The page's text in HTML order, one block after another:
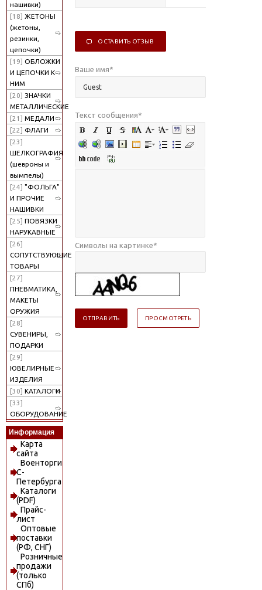
нашивки)
[18] ЖЕТОНЫ
(жетоны,
резинки,
цепочки)
[19] ОБЛОЖКИ
И ЦЕПОЧКИ К
НИМ
[20] ЗНАЧКИ
МЕТАЛЛИЧЕСКИЕ
[21] МЕДАЛИ
[22] ФЛАГИ
[23]
ШЕЛКОГРАФИЯ
(шевроны и
вымпелы)
[24] "ФОЛЬГА"
И ПРОЧИЕ
НАШИВКИ
[25] ПОВЯЗКИ
НАРУКАВНЫЕ
[26]
СОПУТСТВУЮЩИЕ
ТОВАРЫ
[27]
ПНЕВМАТИКА,
МАКЕТЫ
ОРУЖИЯ
[28]
СУВЕНИРЫ,
ПОДАРКИ
[29]
ЮВЕЛИРНЫЕ
ИЗДЕЛИЯ
[30] КАТАЛОГИ
[33]
ОБОРУДОВАНИЕ
Информация
Карта
сайта
Военторги
С-
Петербурга
Каталоги
(PDF)
Прайс-
лист
Оптовые
поставки
(РФ, СНГ)
Розничные
продажи
(только
СПб)
ОСТАВИТЬ ОТЗЫВ
Ваше имя*
Текст сообщения*
Символы на картинке*